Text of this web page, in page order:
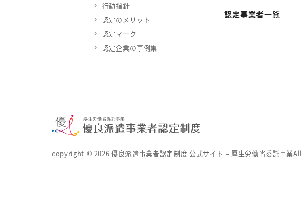
行動指針
認定のメリット
認定マーク
認定企業の事例集
認定事業者一覧
copyright © 2026 優良派遣事業者認定制度 公式サイト – 厚生労働省委託事業